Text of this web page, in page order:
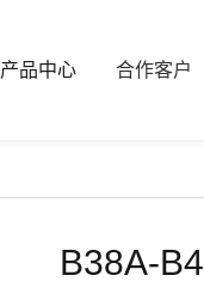
产品中心 合作客户
B38A-